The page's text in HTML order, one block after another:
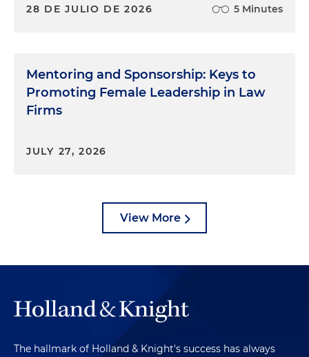
28 DE JULIO DE 2026 5 Minutes
Mentoring and Sponsorship: Keys to
Promoting Female Leadership in Law
Firms
JULY 27, 2026
View More
The hallmark of Holland & Knight's success has always